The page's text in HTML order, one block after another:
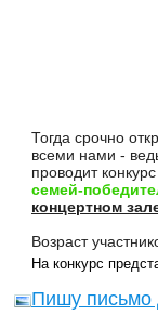
Тогда срочно
всеми нами -
проводит
семей-
концертном
Возраст
На конкурс
Пишу письмо